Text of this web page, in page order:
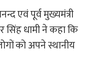
एवं पूर्व मुख्यमंत्री
सिंह धामी ने कहा कि
को अपने स्थानीय